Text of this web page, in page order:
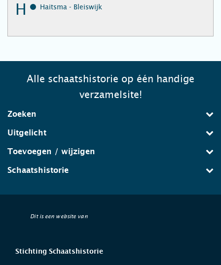
H Haitsma - Bleiswijk
Alle schaatshistorie op één handige
verzamelsite!
Zoeken
Uitgelicht
Toevoegen / wijzigen
Schaatshistorie
Dit is een website van
Stichting Schaatshistorie